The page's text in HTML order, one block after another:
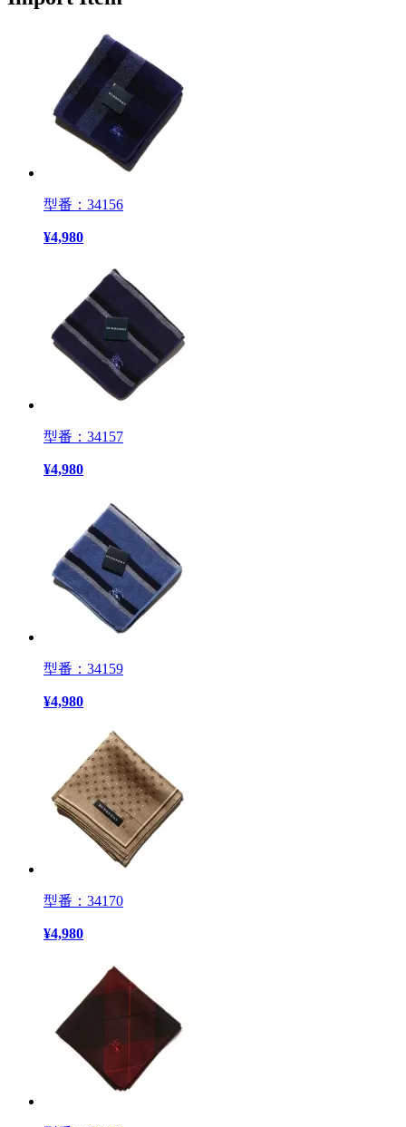
型番：34156
¥4,980
型番：34157
¥4,980
型番：34159
¥4,980
型番：34170
¥4,980